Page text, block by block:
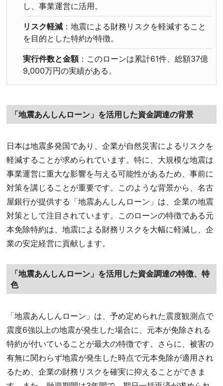
し、事業運営に活用。
リスク軽減 ：地震による財務リスクを軽減すること
を目的とした特約が特徴。
実行件数と金額：このローンは累計61件、総額37億
9,000万円の実績がある。
「地震あんしんローン」を活用した資金調達の背景
日本は地震多発国であり、企業が自然災害によるリスクを
軽減することが求められています。特に、大規模な地震は
事業運営に重大な影響を与える可能性があるため、事前に
対策を講じることが重要です。このような背景から、名古
屋銀行が提供する「地震あんしんローン」は、企業の地震
対策として注目されています。このローンの特徴である元
本免除特約は、地震による財務リスクを大幅に軽減し、企
業の安定経営に貢献します。
「地震あんしんローン」を活用した資金調達の特徴、特
色
「地震あんしんローン」は、予め定められた震度観測点で
震度6強以上の地震が発生した場合に、元本が免除される
特約が付いていることが最大の特徴です。さらに、被害の
有無に関わらず地震が発生した時点で元本免除が適用され
るため、企業の財務リスクを確実に抑えることができま